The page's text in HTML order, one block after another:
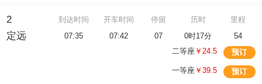
2 到达时间 开车时间 停留 历时 里程
定远 07:35 07:42 07 0时17分
54
二等座￥24.5 预订
一等座￥39.5 预订